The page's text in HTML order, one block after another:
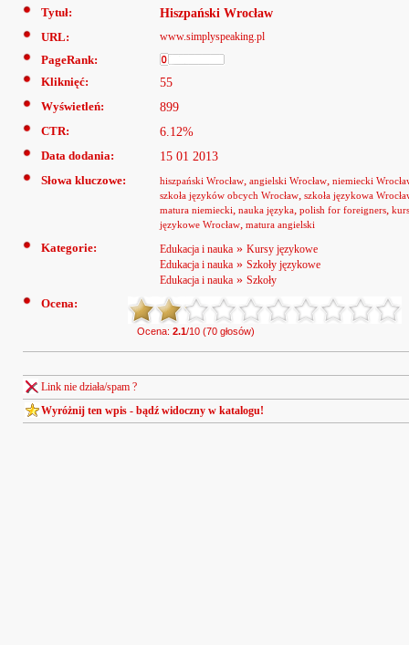
Tytuł: Hiszpański Wrocław
URL: www.simplyspeaking.pl
PageRank:
Kliknięć:
55
Wyświetleń: 899
CTR: 6.12%
Data dodania: 15 01 2013
Słowa kluczowe: hiszpański Wrocław, angielski Wrocław, niemiecki
szkoła języków obcych Wrocław, szkoła językowa
matura niemiecki, nauka języka, polish for foreigners,
językowe Wrocław, matura angielski
Kategorie: Edukacja i nauka » Kursy językowe
Edukacja i nauka » Szkoły językowe
Edukacja i nauka » Szkoły
Ocena:
Ocena: 2.1/10 (70 głosów)
Link nie działa/spam ?
Wyróżnij ten wpis - bądź widoczny w katalogu!